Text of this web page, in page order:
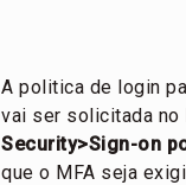
A politica de login
vai ser solicitada no
Security>Sign-on
que o MFA seja